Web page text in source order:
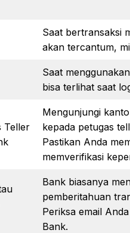
Saat bertransaksi
akan tercantum,
Saat
bisa terlihat saat
Teller
Mengunjungi
kepada petugas
Pastikan Anda
memverifikasi
Bank biasanya
pemberitahuan
Periksa email
Bank.